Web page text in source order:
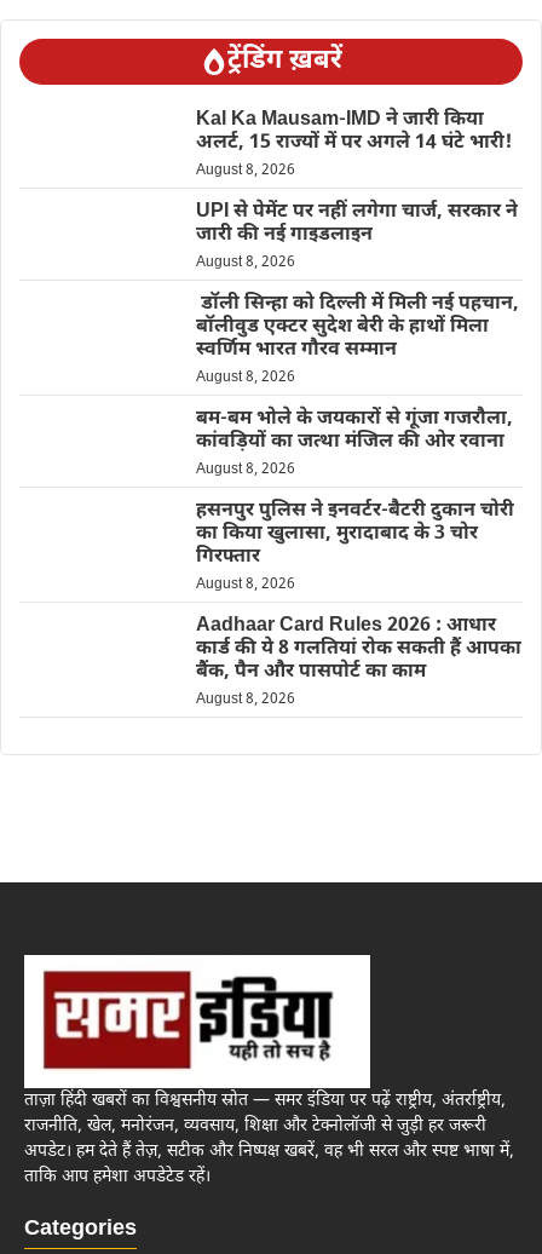
ट्रेंडिंग ख़बरें
Kal Ka Mausam-IMD ने जारी किया
अलर्ट, 15 राज्यों में पर अगले 14 घंटे भारी!
August 8, 2026
UPI से पेमेंट पर नहीं लगेगा चार्ज, सरकार ने
जारी की नई गाइडलाइन
August 8, 2026
डॉली सिन्हा को दिल्ली में मिली नई पहचान,
बॉलीवुड एक्टर सुदेश बेरी के हाथों मिला
स्वर्णिम भारत गौरव सम्मान
August 8, 2026
बम-बम भोले के जयकारों से गूंजा गजरौला,
कांवड़ियों का जत्था मंजिल की ओर रवाना
August 8, 2026
हसनपुर पुलिस ने इनवर्टर-बैटरी दुकान चोरी
का किया खुलासा, मुरादाबाद के 3 चोर
गिरफ्तार
August 8, 2026
Aadhaar Card Rules 2026 : आधार
कार्ड की ये 8 गलतियां रोक सकती हैं आपका
बैंक, पैन और पासपोर्ट का काम
August 8, 2026
ताज़ा हिंदी खबरों का विश्वसनीय स्रोत — समर इंडिया पर पढ़ें राष्ट्रीय, अंतर्राष्ट्रीय,
राजनीति, खेल, मनोरंजन, व्यवसाय, शिक्षा और टेक्नोलॉजी से जुड़ी हर जरूरी
अपडेट। हम देते हैं तेज़, सटीक और निष्पक्ष खबरें, वह भी सरल और स्पष्ट भाषा में,
ताकि आप हमेशा अपडेटेड रहें।
Categories